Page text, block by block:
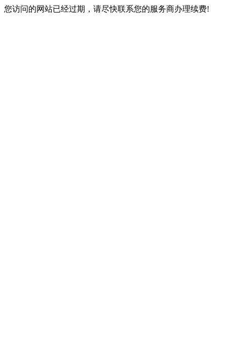
您访问的网站已经过期，请尽快联系您的服务商办理续费!